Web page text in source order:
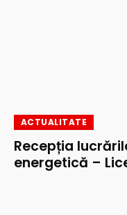
ACTUALITATE
Recepția
energetică –